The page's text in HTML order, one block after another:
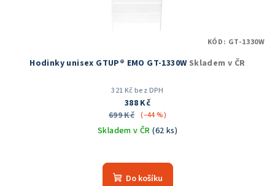
Hodinky unisex GTUP® EMO GT-1330W Skladem v ČR
321 Kč bez DPH
388 Kč
699 Kč (–44 %)
Skladem v ČR(62 ks)
hodnocení
produktu
Do košíku
KÓD: GT-1330W